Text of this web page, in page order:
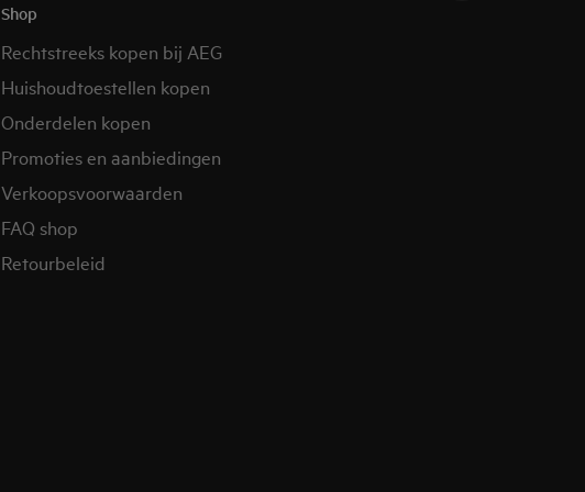
Shop
Rechtstreeks kopen bij AEG
Huishoudtoestellen kopen
Onderdelen kopen
Promoties en aanbiedingen
Verkoopsvoorwaarden
FAQ shop
Retourbeleid​